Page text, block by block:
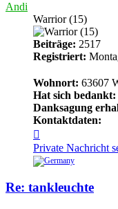
Andi
Warrior (15)
Beiträge: 2517
Registriert:
Wohnort: 63607
Hat sich bedankt:
Danksagung
Kontaktdaten:
von
Andi
Private Nachricht
Re: tankleuchte